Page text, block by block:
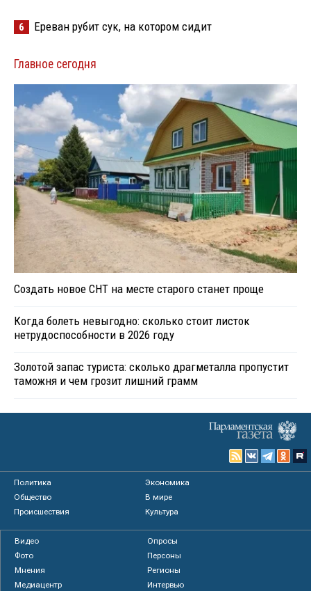
6 Ереван рубит сук, на котором сидит
Главное сегодня
Создать новое СНТ на месте старого станет проще
Когда болеть невыгодно: сколько стоит листок
нетрудоспособности в 2026 году
Золотой запас туриста: сколько драгметалла пропустит
таможня и чем грозит лишний грамм
Политика
Экономика
Общество
В мире
Происшествия
Культура
Видео
Опросы
Фото
Персоны
Мнения
Регионы
Медиацентр
Интервью